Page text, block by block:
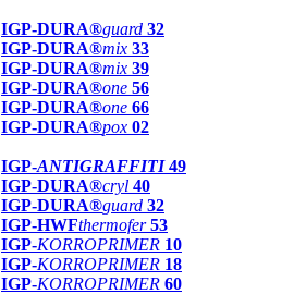
IGP-DURA®guard 32
IGP-DURA®mix 33
IGP-DURA®mix 39
IGP-DURA®one 56
IGP-DURA®one 66
IGP-DURA®pox 02
IGP-ANTIGRAFFITI49
IGP-DURA®cryl 40
IGP-DURA®guard 32
IGP-HWFthermofer 53
IGP-KORROPRIMER 10
IGP-KORROPRIMER 18
IGP-KORROPRIMER 60